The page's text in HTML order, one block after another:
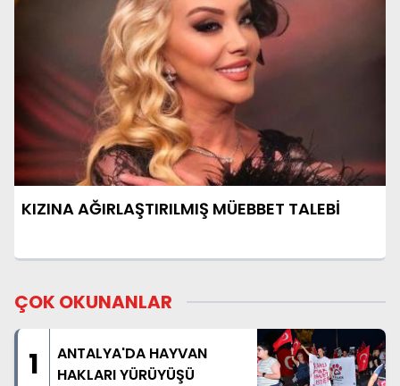
KIZINA AĞIRLAŞTIRILMIŞ MÜEBBET TALEBİ
ÇOK OKUNANLAR
1
ANTALYA'DA HAYVAN
HAKLARI YÜRÜYÜŞÜ